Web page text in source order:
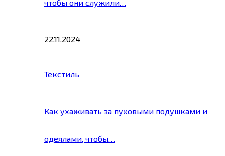
чтобы они служили…
22.11.2024
Текстиль
Как ухаживать за пуховыми подушками и
одеялами, чтобы…